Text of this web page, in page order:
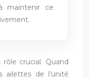
maintenir ce
crucial. Quand
ailettes de l’unité